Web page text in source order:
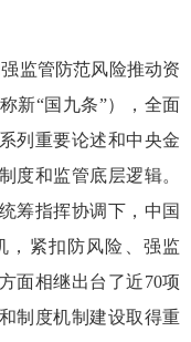
监管防范风险推动资
新“国九条”） ， 全面
列重要论述和中央金
度和监管底层逻辑。
筹指挥协调下，中国
，紧扣防风险、强监
面相继出台了近70项
制度机制建设取得重